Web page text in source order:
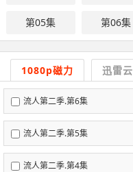
第05集 第06集
1080p磁力 迅雷云
流人第二季.第6集
流人第二季.第5集
流人第二季.第4集